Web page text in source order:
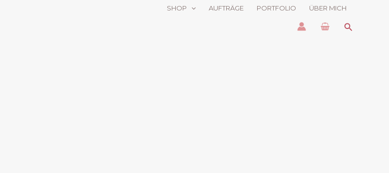
SHOP AUFTRÄGE PORTFOLIO ÜBER MICH
Suchen